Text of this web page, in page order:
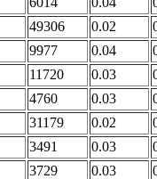
49306 0.02
9977 0.04
11720 0.03
4760 0.03
31179 0.02
3491 0.03
3729 0.03